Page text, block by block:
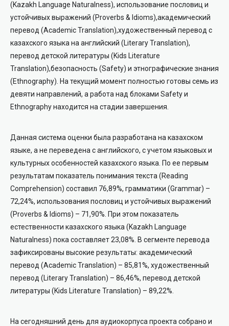
(Kazakh Language Naturalness), использование пословиц и
устойчивых выражений (Proverbs & Idioms),академический
перевод (Academic Translation),художественный перевод с
казахского языка на английский (Literary Translation),
перевод детской литературы (Kids Literature
Translation),безопасность (Safety) и этнографические знания
(Ethnography). На текущий момент полностью готовы семь из
девяти направлений, а работа над блоками Safetyи
Ethnographyнаходится на стадии завершения.
Данная система оценки была разработана на казахском
языке, а не переведена с английского, с учетом языковых и
культурных особенностей казахского языка. По ее первым
результатам показатель понимания текста (Reading
Comprehension) составил 76,89%, грамматики (Grammar) –
72,24%, использования пословиц и устойчивых выражений
(Proverbs & Idioms) – 71,90%. При этом показатель
естественности казахского языка (Kazakh Language
Naturalness) пока составляет 23,08%. В сегменте перевода
зафиксированы высокие результаты: академический
перевод (Academic Translation) – 85,81%, художественный
перевод (Literary Translation) – 86,46%, перевод детской
литературы (Kids Literature Translation) – 89,22%.
На сегодняшний день для аудиокорпуса проекта собрано и